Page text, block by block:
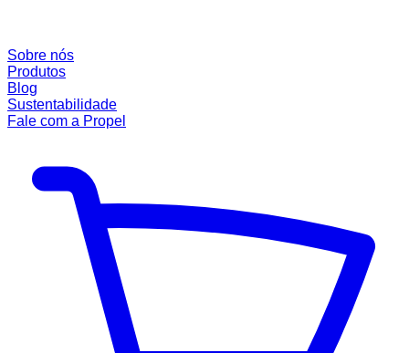
Sobre nós
Produtos
Blog
Sustentabilidade
Fale com a Propel